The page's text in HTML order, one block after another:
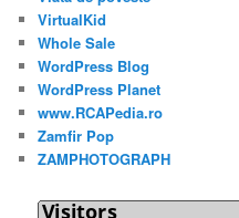
VirtualKid
Whole Sale
WordPress Blog
WordPress Planet
www.RCAPedia.ro
Zamfir Pop
ZAMPHOTOGRAPH